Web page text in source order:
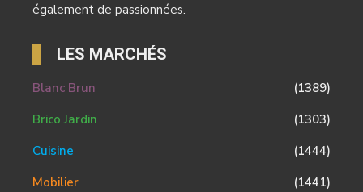
également de passionnées.
LES MARCHÉS
Blanc Brun
(1389)
Brico Jardin
(1303)
Cuisine
(1444)
Mobilier
(1441)